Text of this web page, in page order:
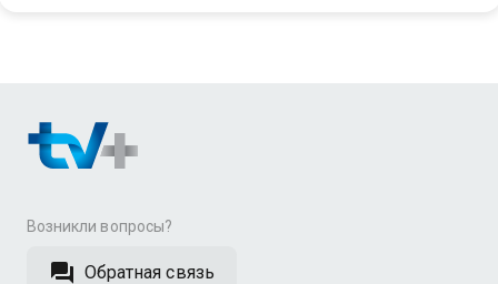
Возникли вопросы?
Обратная связь